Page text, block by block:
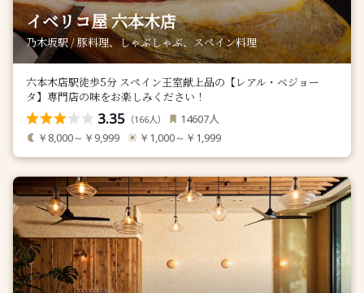
イベリコ屋 六本木店
乃木坂駅 / 豚料理、しゃぶしゃぶ、スペイン料理
六本木店駅徒歩5分 スペイン王室献上品の【レアル・ベジョー
タ】専門店の味をお楽しみください！
3.35 （166人） 14607人
￥8,000～￥9,999 ￥1,000～￥1,999